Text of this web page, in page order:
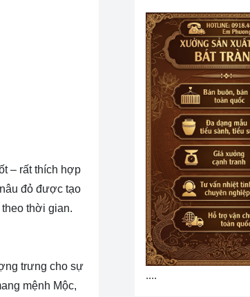
– rất thích hợp
đỏ được tạo
thời gian.
trưng cho sự
mệnh Mộc,
....